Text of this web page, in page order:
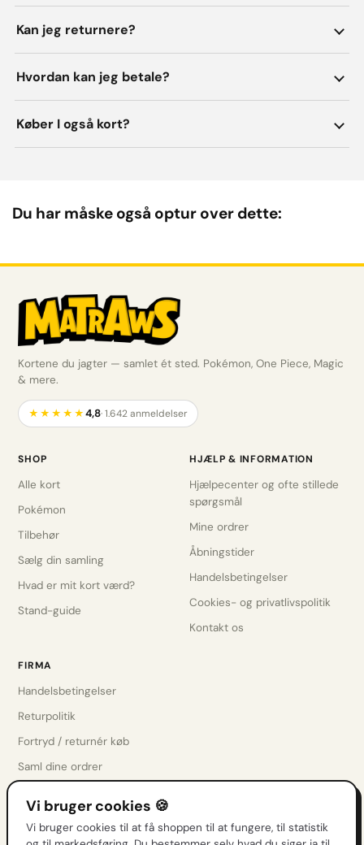
Kan jeg returnere?
Hvordan kan jeg betale?
Køber I også kort?
Du har måske også optur over dette:
Kortene du jagter — samlet ét sted. Pokémon, One Piece, Magic
& mere.
★★★★★4,8· 1.642 anmeldelser
SHOP
Alle kort
Pokémon
Tilbehør
Sælg din samling
Hvad er mit kort værd?
Stand-guide
HJÆLP & INFORMATION
Hjælpecenter og ofte stillede
spørgsmål
Mine ordrer
Åbningstider
Handelsbetingelser
Cookies- og privatlivspolitik
Kontakt os
FIRMA
Handelsbetingelser
Returpolitik
Fortryd / returnér køb
Saml dine ordrer
Cookieindstillinger
Vi bruger cookies 🍪
Vi bruger cookies til at få shoppen til at fungere, til statistik